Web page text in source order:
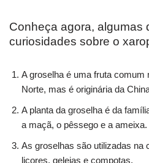
Conheça agora, algumas
curiosidades sobre o
A groselha é uma fruta comum
Norte, mas é originária da
A planta da groselha é da
a maçã, o pêssego e a ameixa.
As groselhas são utilizadas na
licores, geleias e compotas.